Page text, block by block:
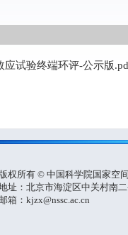
应试验终端环评-公示版
版权所有 © 中国科学院国家空
址：北京市海淀区中关村南
箱：kjzx@nssc.ac.cn